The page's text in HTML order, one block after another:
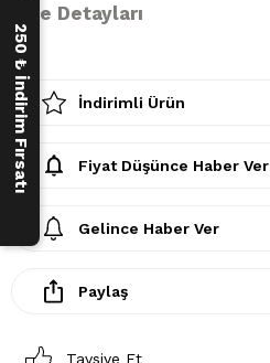
İade Detayları
İndirimli Ürün
Fiyat Düşünce Haber Ver
Gelince Haber Ver
Paylaş
Tavsiye Et
250 ₺ İndirim Fırsatı